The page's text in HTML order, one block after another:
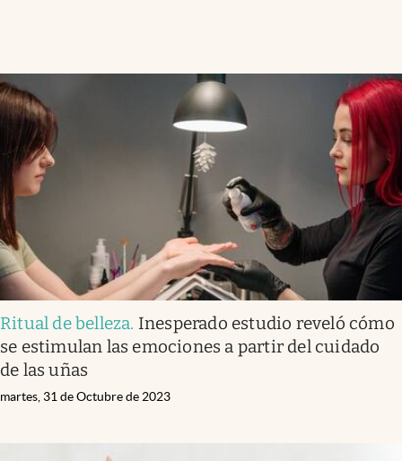
Ritual de belleza. Inesperado estudio reveló cómo
se estimulan las emociones a partir del cuidado
de las uñas
martes, 31 de Octubre de 2023